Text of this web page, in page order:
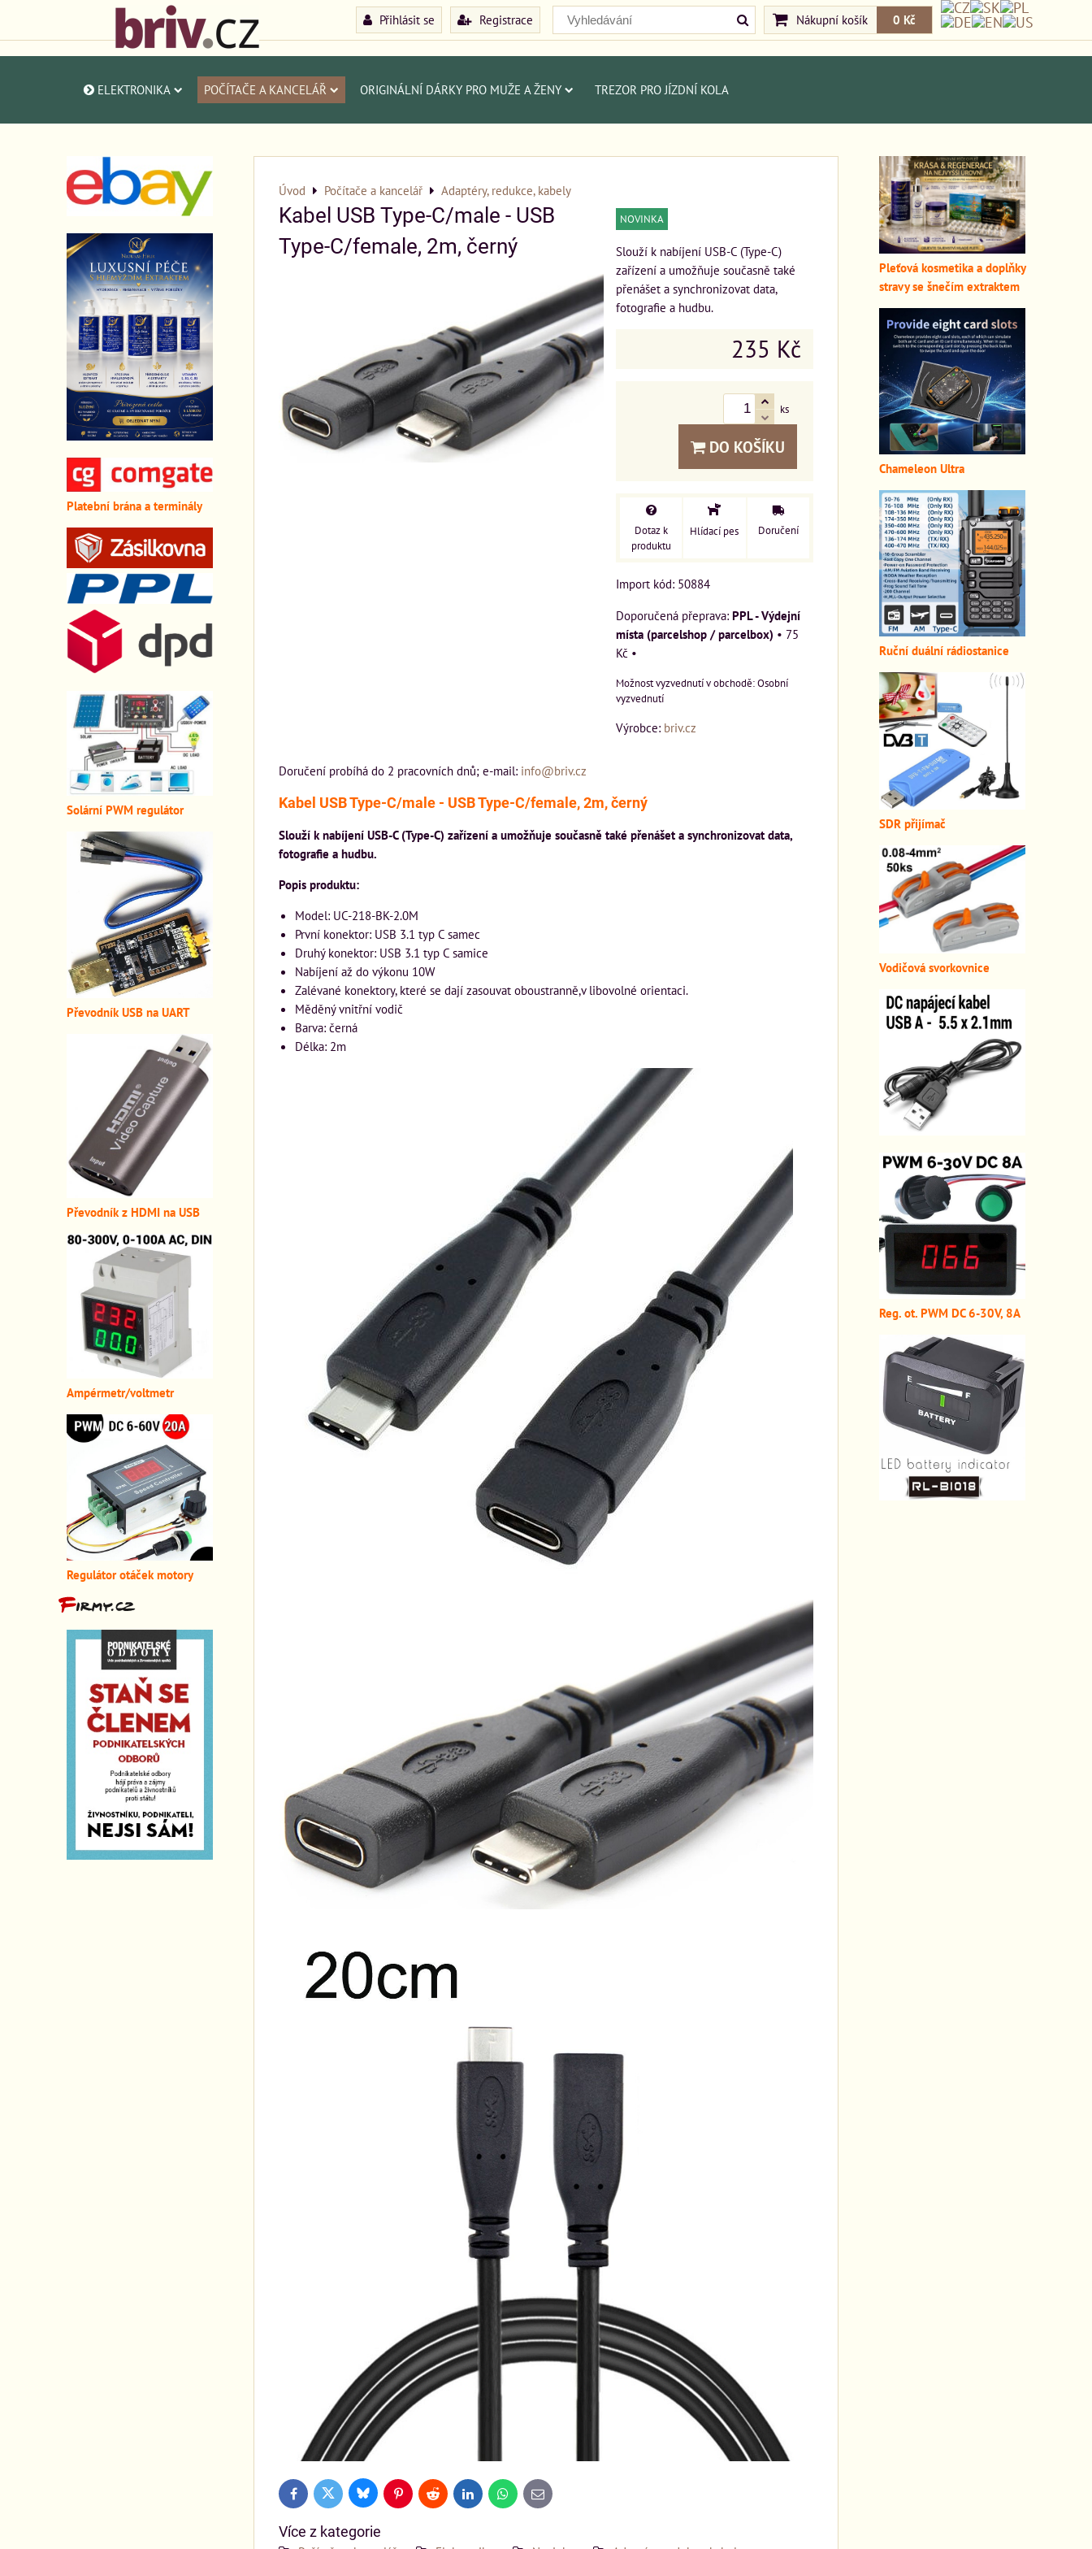
Přihlásit se Registrace Nákupní košík 0 Kč
ELEKTRONIKA POČÍTAČE A KANCELÁŘ ORIGINÁLNÍ DÁRKY PRO MUŽE A ŽENY TREZOR PRO JÍZDNÍ KOLA
Úvod Počítače a kancelář Adaptéry, redukce, kabely
Kabel USB Type-C/male - USB
Type-C/female, 2m, černý
NOVINKA
Slouží k nabíjení USB-C (Type-C)
zařízení a umožňuje současně také
přenášet a synchronizovat data,
fotografie a hudbu.
235 Kč
ks
DO KOŠÍKU
Dotaz k
produktu
Hlídací pes Doručení
Import kód: 50884
PPL - Výdejní
místa (parcelshop / parcelbox) • 75
Kč •
Osobní
vyzvednutí
Výrobce: briv.cz
Doručení probíhá do 2 pracovních dnů; e-mail: info@briv.cz
Kabel USB Type-C/male - USB Type-C/female, 2m, černý
Slouží k nabíjení USB-C (Type-C) zařízení a umožňuje současně také přenášet a synchronizovat data,
fotografie a hudbu.
Popis produktu:
Model: UC-218-BK-2.0M
První konektor: USB 3.1 typ C samec
Druhý konektor: USB 3.1 typ C samice
Nabíjení až do výkonu 10W
Zalévané konektory, které se dají zasouvat oboustranně,v libovolné orientaci.
Měděný vnitřní vodič
Barva: černá
Délka: 2m
FacebookTwitter BlueskyPinterestReddit LinkedInWhatsApp
E-
mail
Více z kategorie
Platební brána a terminály
Solární PWM regulátor
Převodník USB na UART
Převodník z HDMI na USB
Ampérmetr/voltmetr
Regulátor otáček motory
Pleťová kosmetika a doplňky
stravy se šnečím extraktem
Chameleon Ultra
Ruční duální rádiostanice
SDR přijímač
Vodičová svorkovnice
Reg. ot. PWM DC 6-30V, 8A